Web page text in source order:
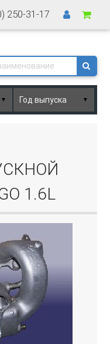
250-31-17
▼ ▼
1.6L